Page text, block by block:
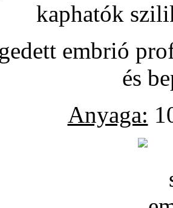
kaphatók
embrió
és
Anyaga: